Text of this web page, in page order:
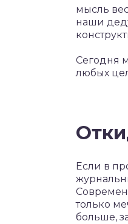
мысль
наши
Сегодня
любых
Если в
только
больше,